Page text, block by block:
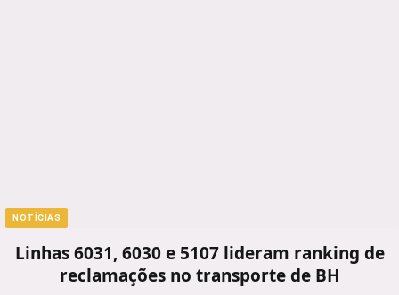
NOTÍCIAS
Linhas 6031, 6030 e 5107 lideram ranking de
reclamações no transporte de BH